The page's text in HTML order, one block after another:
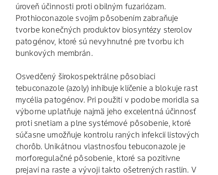
úroveň účinnosti proti obilným fuzariózam.
Prothioconazole svojim pôsobením zabraňuje
tvorbe konečných produktov biosyntézy sterolov
patogénov, ktoré sú nevyhnutné pre tvorbu ich
bunkových membrán.
Osvedčený širokospektrálne pôsobiaci
tebuconazole (azoly) inhibuje klíčenie a blokuje rast
mycélia patogénov. Pri použití v podobe moridla sa
výborne uplatňuje najmä jeho excelentná účinnosť
proti snetiam a plne systémové pôsobenie, ktoré
súčasne umožňuje kontrolu raných infekcií listových
chorôb. Unikátnou vlastnosťou tebuconazole je
morforegulačné pôsobenie, ktoré sa pozitívne
prejaví na raste a vývoji takto ošetrených rastlín. V